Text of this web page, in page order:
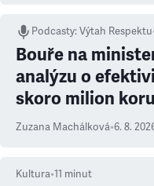
Podcasty:Výtah Respektu
Bouře na
analýzu o
skoro milion
Zuzana Machálková•6. 8.
Kultura•11 minut